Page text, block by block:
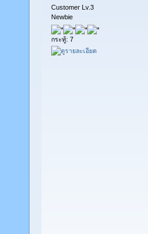
Customer Lv.3
Newbie
กระทู้: 7